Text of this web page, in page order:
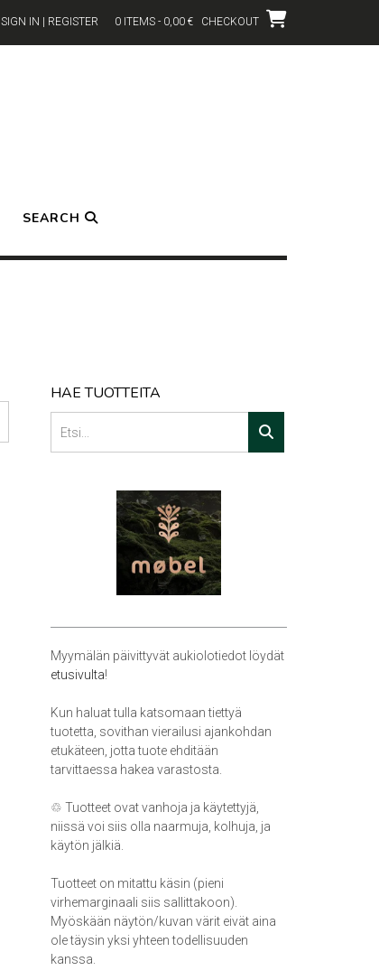
SIGN IN | REGISTER 0 ITEMS - 0,00 € CHECKOUT
SEARCH
HAE TUOTTEITA
Myymälän päivittyvät aukiolotiedot löydät
etusivulta!
Kun haluat tulla katsomaan tiettyä
tuotetta, sovithan vierailusi ajankohdan
etukäteen, jotta tuote ehditään
tarvittaessa hakea varastosta.
♲ Tuotteet ovat vanhoja ja käytettyjä,
niissä voi siis olla naarmuja, kolhuja, ja
käytön jälkiä.
Tuotteet on mitattu käsin (pieni
virhemarginaali siis sallittakoon).
Myöskään näytön/kuvan värit eivät aina
ole täysin yksi yhteen todellisuuden
kanssa.